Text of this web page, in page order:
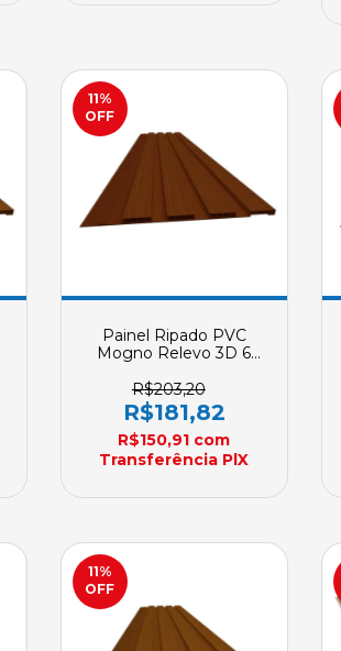
11%
OFF
Painel Ripado PVC
Mogno Relevo 3D 6
7mm Sob Encomenda
R$203,20
R$181,82
R$150,91 com
Transferência PlX
11%
OFF